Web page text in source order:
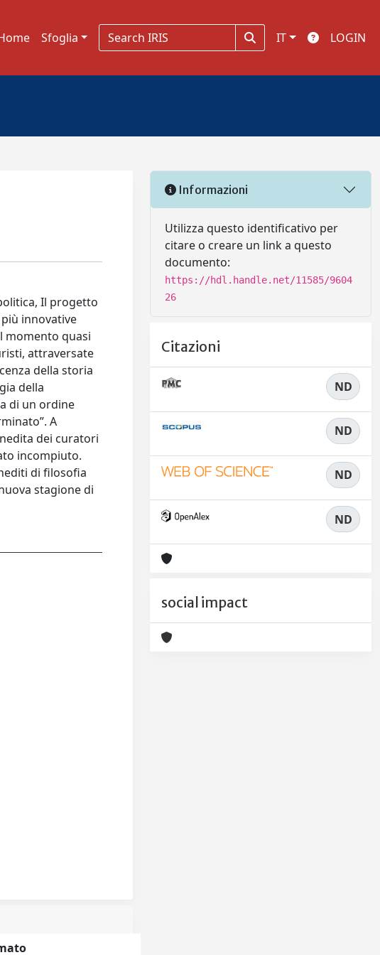
Sfoglia IT LOGIN
Il progetto
innovative
momento quasi
attraversate
della storia
della
di un ordine
A
dei curatori
incompiuto.
di filosofia
stagione di
Informazioni
Utilizza questo identificativo per
citare o creare un link a questo
documento:
https://hdl.handle.net/11585/9604
26
Citazioni
ND
ND
ND
ND
social impact